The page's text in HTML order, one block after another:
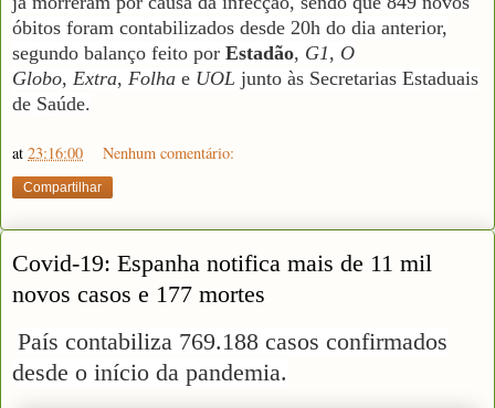
óbitos foram contabilizados desde 20h do dia anterior,
segundo balanço feito por Estadão, G1, O
Globo, Extra, Folha e UOL junto às Secretarias Estaduais
de Saúde.
at 23:16:00 Nenhum comentário:
Compartilhar
Covid-19: Espanha notifica mais de 11 mil
novos casos e 177 mortes
País contabiliza 769.188 casos confirmados
desde o início da pandemia.